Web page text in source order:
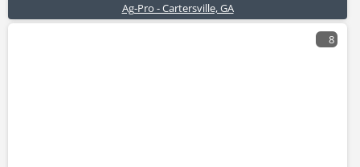
Ag-Pro - Cartersville, GA
8